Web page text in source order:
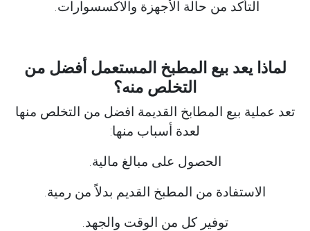
التأكد من حالة الأجهزة والاكسسوارات.
لماذا يعد بيع المطبخ المستعمل أفضل من
التخلص منه؟
تعد عملية بيع المطابخ القديمة افضل من التخلص منها
لعدة أسباب منها:
الحصول على مبالغ مالية.
الاستفادة من المطبخ القديم بدلاً من رمية.
توفير كل من الوقت والجهد.